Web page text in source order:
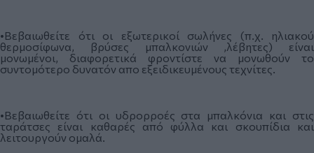
•Βεβαιωθείτε ότι οι εξωτερικοί σωλήνες (π.χ. ηλιακού
θερμοσίφωνα, βρύσες μπαλκονιών ,λέβητες) είναι
μονωμένοι, διαφορετικά φροντίστε να μονωθούν το
συντομότερο δυνατόν απο εξειδικευμένους τεχνίτες.
•Βεβαιωθείτε ότι οι υδρορροές στα μπαλκόνια και στις
ταράτσες είναι καθαρές από φύλλα και σκουπίδια και
λειτουργούν ομαλά.